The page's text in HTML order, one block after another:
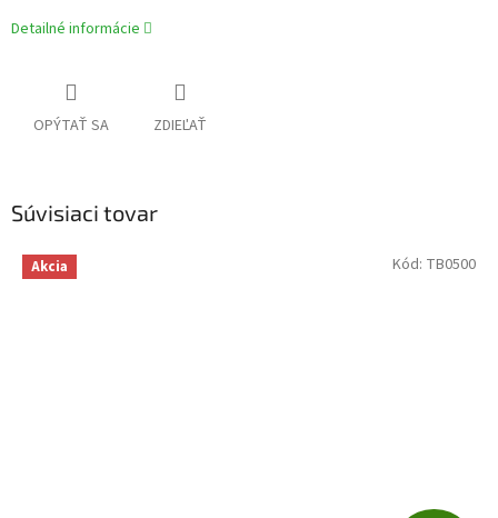
Detailné informácie
OPÝTAŤ SA ZDIEĽAŤ
Súvisiaci tovar
Akcia Kód: TB0500